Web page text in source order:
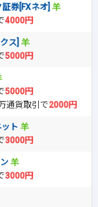
券[FXネオ]
4000円
ス]
5000円
5000円
通貨取引で2000円
ト
3000円
3000円